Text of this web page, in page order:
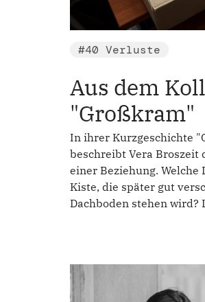
#40 Verluste
Aus dem
"Großkram"
In ihrer Kurzgeschichte
beschreibt Vera Broszeit
einer Beziehung. Welche
Kiste, die später gut
Dachboden stehen wird?